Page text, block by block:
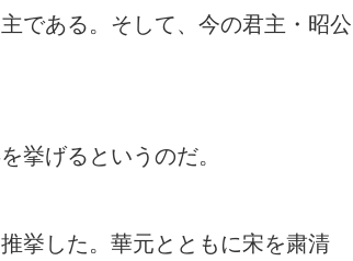
である。そして、今の君主・昭公
挙げるというのだ。
挙した。華元とともに宋を粛清